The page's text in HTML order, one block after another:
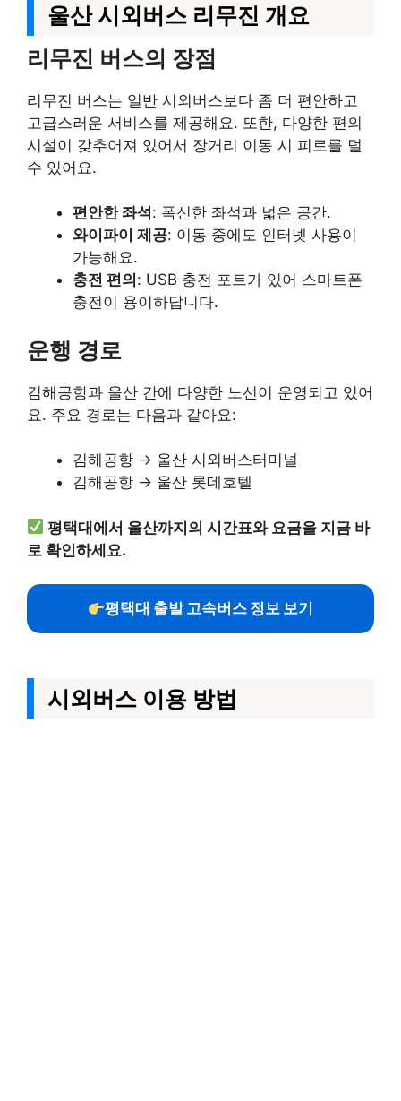
울산 시외버스 리무진 개요
리무진 버스의 장점
리무진 버스는 일반 시외버스보다 좀 더 편안하고
고급스러운 서비스를 제공해요. 또한, 다양한 편의
시설이 갖추어져 있어서 장거리 이동 시 피로를 덜
수 있어요.
편안한 좌석 : 폭신한 좌석과 넓은 공간.
와이파이 제공: 이동 중에도 인터넷 사용이
가능해요.
충전 편의 : USB 충전 포트가 있어 스마트폰
충전이 용이하답니다.
운행 경로
김해공항과 울산 간에 다양한 노선이 운영되고 있어
요. 주요 경로는 다음과 같아요:
김해공항 → 울산 시외버스터미널
김해공항 → 울산 롯데호텔
평택대에서 울산까지의 시간표와 요금을 지금 바
로 확인하세요.
평택대 출발 고속버스 정보 보기
시외버스 이용 방법